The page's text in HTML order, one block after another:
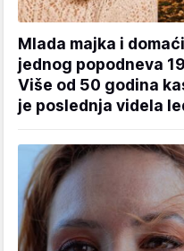
Mlada majka i
jednog popodneva
Više od 50 godina
je poslednja videla